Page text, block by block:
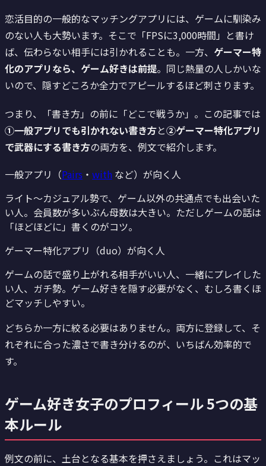
恋活目的の一般的なマッチングアプリには、ゲームに馴染み
のない人も大勢います。そこで「FPSに3,000時間」と書け
ば、伝わらない相手には引かれることも。一方、 ゲーマー特
化のアプリなら、ゲーム好きは前提。同じ熱量の人しかいな
いので、隠すどころか全力でアピールするほど刺さります。
つまり、「書き方」の前に「どこで戦うか」。この記事では
①一般アプリでも引かれない書き方と②ゲーマー特化アプリ
で武器にする書き方の両方を、例文で紹介します。
一般アプリ（Pairs ・ with など）が向く人
ライト〜カジュアル勢で、ゲーム以外の共通点でも出会いた
い人。会員数が多いぶん母数は大きい。ただしゲームの話は
「ほどほどに」書くのがコツ。
ゲーマー特化アプリ（duo）が向く人
ゲームの話で盛り上がれる相手がいい人、一緒にプレイした
い人、ガチ勢。ゲーム好きを隠す必要がなく、むしろ書くほ
どマッチしやすい。
どちらか一方に絞る必要はありません。両方に登録して、そ
れぞれに合った濃さで書き分けるのが、いちばん効率的で
す。
ゲーム好き女子のプロフィール 5つの基
本ルール
例文の前に、土台となる基本を押さえましょう。これはマッ